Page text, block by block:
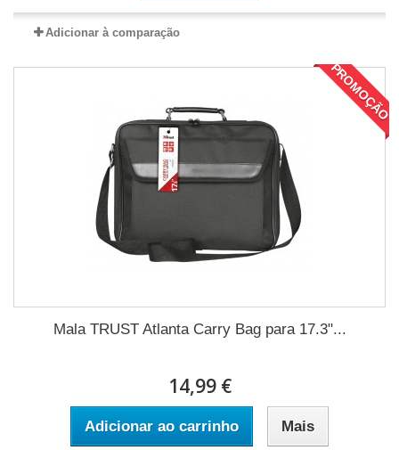
Adicionar à comparação
PROMOÇÃO
Mala TRUST Atlanta Carry Bag para 17.3"...
14,99 €
Adicionar ao carrinho Mais